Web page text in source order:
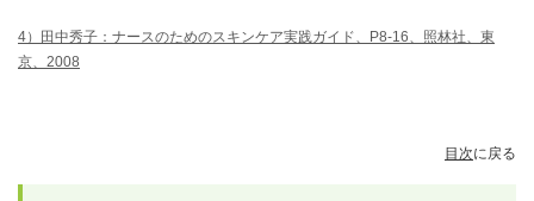
4）田中秀子：ナースのためのスキンケア実践ガイド、P8-16、照林社、東
京、2008
目次に戻る